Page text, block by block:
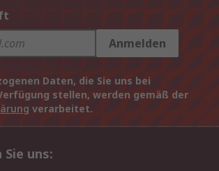
Anmelden
Daten, die Sie uns bei
stellen, werden gemäß der
verarbeitet.
uns: